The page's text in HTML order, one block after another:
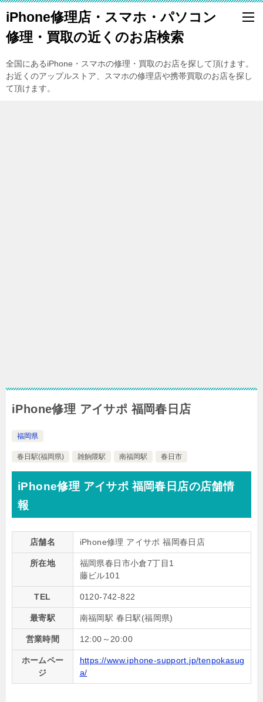
iPhone修理店・スマホ・パソコン
修理・買取の近くのお店検索
全国にあるiPhone・スマホの修理・買取のお店を探して頂けます。
お近くのアップルストア、スマホの修理店や携帯買取のお店を探し
て頂けます。
iPhone修理 アイサポ 福岡春日店
福岡県
春日駅(福岡県) 雑餉隈駅 南福岡駅 春日市
iPhone修理 アイサポ 福岡春日店の店舗情
報
店舗名 iPhone修理 アイサポ 福岡春日店
所在地
福岡県春日市小倉7丁目1
藤ビル101
TEL 0120-742-822
最寄駅 南福岡駅 春日駅(福岡県)
営業時間 12:00～20:00
ホームペー
ジ
https://www.iphone-support.jp/tenpokasug
a/